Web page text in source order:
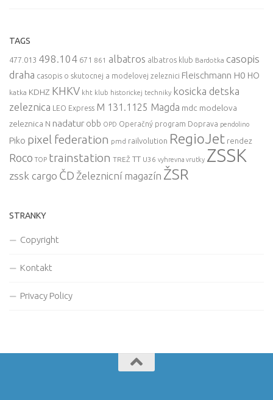
TAGS
477.013 498.104 671 861 albatros albatros klub Bardotka casopis
draha casopis o skutocnej a modelovej zeleznici Fleischmann H0 HO
katka KDHZ KHKV kht klub historickej techniky kosicka detska
zeleznica LEO Express M 131.1125 Magda mdc modelova
zeleznica N nadatur obb OPD Operačný program Doprava pendolino
Piko pixel federation pmd railvolution RegioJet rendez
Roco TOP trainstation TREŽ TT U36 vyhrevna vrutky ZSSK
zssk cargo ČD Železnicní magazín ŽSR
STRANKY
Copyright
Kontakt
Privacy Policy